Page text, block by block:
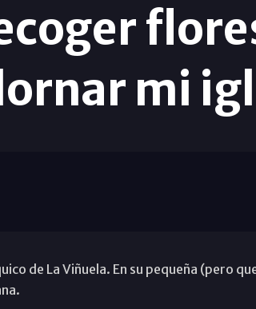
mi
de La Viñuela. En su pequeña (pero